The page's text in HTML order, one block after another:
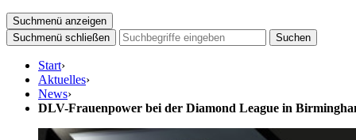
Suchmenü anzeigen
Suchmenü schließen
Suchen
Start›
Aktuelles›
News›
DLV-Frauenpower bei der Diamond League in